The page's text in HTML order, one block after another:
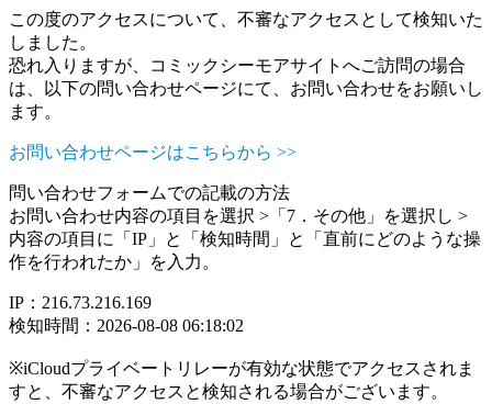
この度のアクセスについて、不審なアクセスとして検知いた
しました。
恐れ入りますが、コミックシーモアサイトへご訪問の場合
は、以下の問い合わせページにて、お問い合わせをお願いし
ます。
お問い合わせページはこちらから >>
問い合わせフォームでの記載の方法
お問い合わせ内容の項目を選択 >「7．その他」を選択し >
内容の項目に「IP」と「検知時間」と「直前にどのような操
作を行われたか」を入力。
IP：216.73.216.169
検知時間：2026-08-08 06:18:02
※iCloudプライベートリレーが有効な状態でアクセスされま
すと、不審なアクセスと検知される場合がございます。